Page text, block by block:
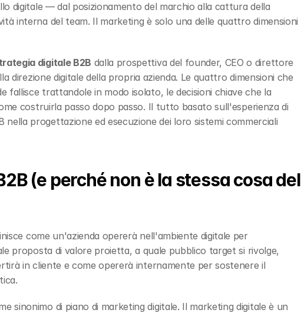
digitale — dal posizionamento del marchio alla cattura della
interna del team. Il marketing è solo una delle quattro dimensioni
digitale B2B dalla prospettiva del founder, CEO o direttore
direzione digitale della propria azienda. Le quattro dimensioni che
fallisce trattandole in modo isolato, le decisioni chiave che la
progettazione ed esecuzione dei loro sistemi commerciali
(e perché non è la stessa cosa del
come un'azienda opererà nell'ambiente digitale per
proposta di valore proietta, a quale pubblico target si rivolge,
in cliente e come opererà internamente per sostenere il
sinonimo di piano di marketing digitale. Il marketing digitale è un